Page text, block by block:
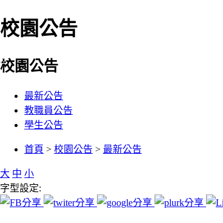
校園公告
:::
校園公告
最新公告
教職員公告
學生公告
首頁 > 校園公告 > 最新公告
大 中 小
字型設定: